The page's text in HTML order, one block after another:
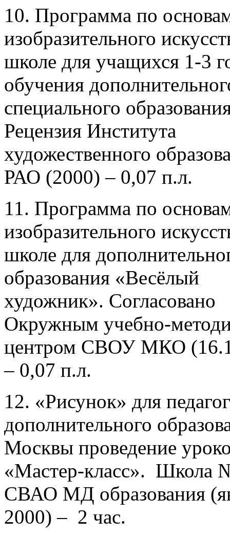
10. Программа по
изобразительного
школе для учащихся 1-3
обучения
специального
Рецензия Института
художественного
РАО (2000) – 0,07 п.л.
11. Программа по
изобразительного
школе для
образования «Весёлый
художник». Согласовано
Окружным учебно-
центром СВОУ МКО
– 0,07 п.л.
12. «Рисунок» для
дополнительного
Москвы проведение
«Мастер-класс». Школа
СВАО МД образования
2000) – 2 час.